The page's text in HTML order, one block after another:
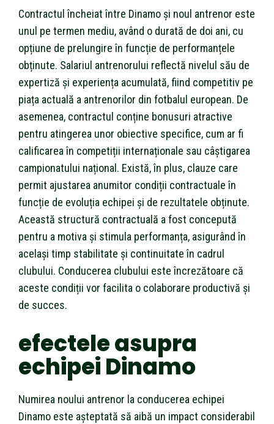
Contractul încheiat între Dinamo și noul antrenor este
unul pe termen mediu, având o durată de doi ani, cu
opțiune de prelungire în funcție de performanțele
obținute. Salariul antrenorului reflectă nivelul său de
expertiză și experiența acumulată, fiind competitiv pe
piața actuală a antrenorilor din fotbalul european. De
asemenea, contractul conține bonusuri atractive
pentru atingerea unor obiective specifice, cum ar fi
calificarea în competiții internaționale sau câștigarea
campionatului național. Există, în plus, clauze care
permit ajustarea anumitor condiții contractuale în
funcție de evoluția echipei și de rezultatele obținute.
Această structură contractuală a fost concepută
pentru a motiva și stimula performanța, asigurând în
același timp stabilitate și continuitate în cadrul
clubului. Conducerea clubului este încrezătoare că
aceste condiții vor facilita o colaborare productivă și
de succes.
efectele asupra
echipei Dinamo
Numirea noului antrenor la conducerea echipei
Dinamo este așteptată să aibă un impact considerabil